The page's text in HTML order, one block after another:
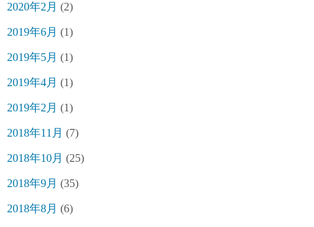
2020年2月 (2)
2019年6月 (1)
2019年5月 (1)
2019年4月 (1)
2019年2月 (1)
2018年11月 (7)
2018年10月 (25)
2018年9月 (35)
2018年8月 (6)